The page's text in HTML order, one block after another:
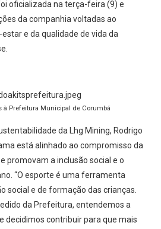
oficializada na terça-feira (9) e
da companhia voltadas ao
e da qualidade de vida da
à Prefeitura Municipal de Corumbá
da Lhg Mining, Rodrigo
está alinhado ao compromisso da
promovam a inclusão social e o
“O esporte é uma ferramenta
social e de formação das crianças.
da Prefeitura, entendemos a
decidimos contribuir para que mais